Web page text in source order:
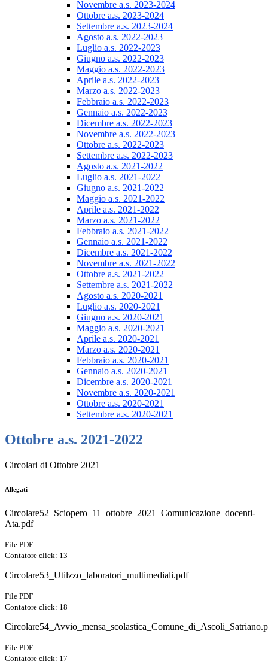
Novembre a.s. 2023-2024
Ottobre a.s. 2023-2024
Settembre a.s. 2023-2024
Agosto a.s. 2022-2023
Luglio a.s. 2022-2023
Giugno a.s. 2022-2023
Maggio a.s. 2022-2023
Aprile a.s. 2022-2023
Marzo a.s. 2022-2023
Febbraio a.s. 2022-2023
Gennaio a.s. 2022-2023
Dicembre a.s. 2022-2023
Novembre a.s. 2022-2023
Ottobre a.s. 2022-2023
Settembre a.s. 2022-2023
Agosto a.s. 2021-2022
Luglio a.s. 2021-2022
Giugno a.s. 2021-2022
Maggio a.s. 2021-2022
Aprile a.s. 2021-2022
Marzo a.s. 2021-2022
Febbraio a.s. 2021-2022
Gennaio a.s. 2021-2022
Dicembre a.s. 2021-2022
Novembre a.s. 2021-2022
Ottobre a.s. 2021-2022
Settembre a.s. 2021-2022
Agosto a.s. 2020-2021
Luglio a.s. 2020-2021
Giugno a.s. 2020-2021
Maggio a.s. 2020-2021
Aprile a.s. 2020-2021
Marzo a.s. 2020-2021
Febbraio a.s. 2020-2021
Gennaio a.s. 2020-2021
Dicembre a.s. 2020-2021
Novembre a.s. 2020-2021
Ottobre a.s. 2020-2021
Settembre a.s. 2020-2021
Ottobre a.s. 2021-2022
Circolari di Ottobre 2021
Allegati
Circolare52_Sciopero_11_ottobre_2021_Comunicazione_docenti-
Ata.pdf
File PDF
Contatore click: 13
Circolare53_Utilzzo_laboratori_multimediali.pdf
File PDF
Contatore click: 18
File PDF
Contatore click: 17